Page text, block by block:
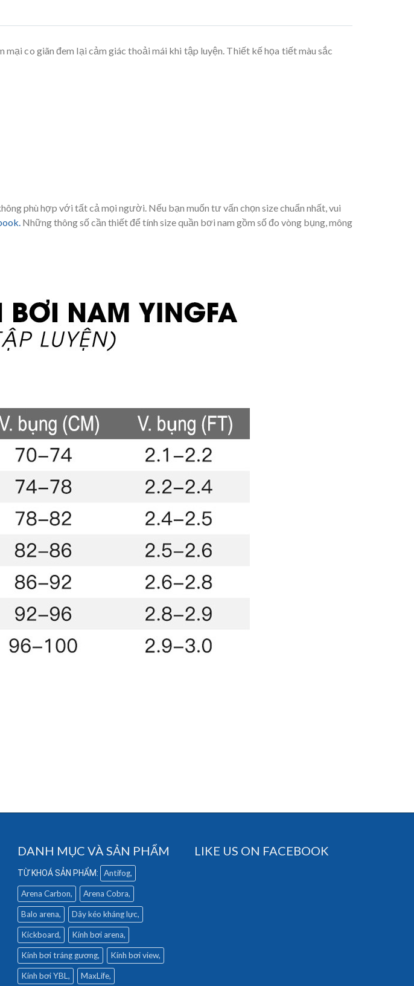
co giãn đem lại cảm giác thoải mái khi tập luyện. Thiết kế họa tiết màu sắc
phù hợp với tất cả mọi người. Nếu bạn muốn tư vấn chọn size chuẩn nhất, vui
Những thông số cần thiết để tính size quần bơi nam gồm số đo vòng bụng, mông
DANH MỤC VÀ SẢN PHẨM
Antifog
Arena Carbon Arena Cobra
Balo arena Dây kéo kháng lực
Kickboard Kính bơi arena
Kính bơi tráng gương Kính bơi view
Kính bơi YBL MaxLife
LIKE US ON FACEBOOK